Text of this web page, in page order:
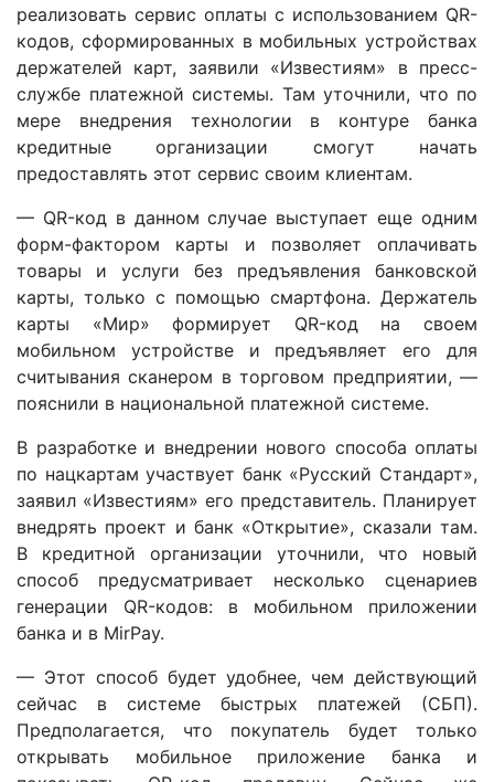
реализовать сервис оплаты с использованием QR-
кодов, сформированных в мобильных устройствах
держателей карт, заявили «Известиям» в пресс-
службе платежной системы. Там уточнили, что по
мере внедрения технологии в контуре банка
кредитные организации смогут начать
предоставлять этот сервис своим клиентам.
— QR-код в данном случае выступает еще одним
форм-фактором карты и позволяет оплачивать
товары и услуги без предъявления банковской
карты, только с помощью смартфона. Держатель
карты «Мир» формирует QR-код на своем
мобильном устройстве и предъявляет его для
считывания сканером в торговом предприятии, —
пояснили в национальной платежной системе.
В разработке и внедрении нового способа оплаты
по нацкартам участвует банк «Русский Стандарт»,
заявил «Известиям» его представитель. Планирует
внедрять проект и банк «Открытие», сказали там.
В кредитной организации уточнили, что новый
способ предусматривает несколько сценариев
генерации QR-кодов: в мобильном приложении
банка и в MirPay.
— Этот способ будет удобнее, чем действующий
сейчас в системе быстрых платежей (СБП).
Предполагается, что покупатель будет только
открывать мобильное приложение банка и